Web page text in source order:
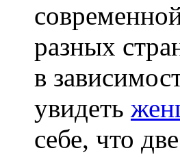
разных
в
увидеть
себе, что